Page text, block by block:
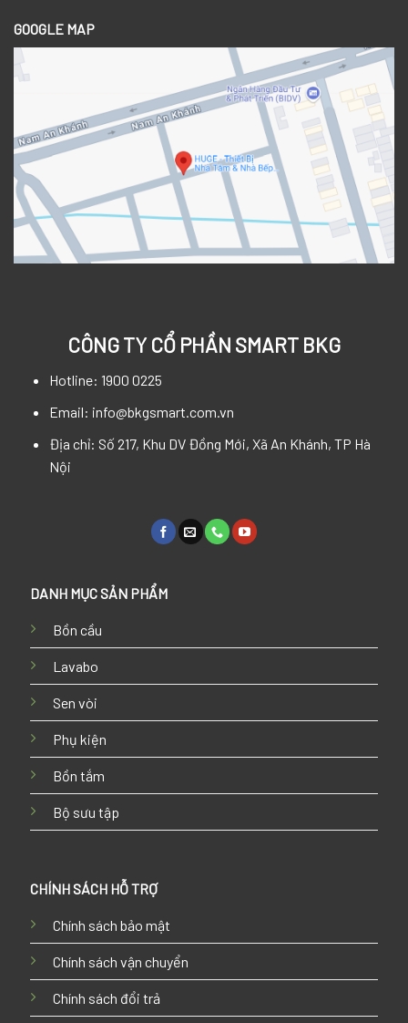
CÔNG TY CỔ PHẦN SMART BKG
Hotline: 1900 0225
Email: info@bkgsmart.com.vn
Địa chỉ: Số 217, Khu DV Đồng Mới, Xã An Khánh, TP Hà
Nội
DANH MỤC SẢN PHẨM
Bồn cầu
Lavabo
Sen vòi
Phụ kiện
Bồn tắm
Bộ sưu tập
CHÍNH SÁCH HỖ TRỢ
Chính sách bảo mật
Chính sách vận chuyển
Chính sách đổi trả
GOOGLE MAP